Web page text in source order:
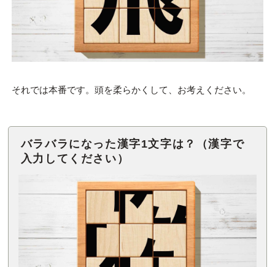
それでは本番です。頭を柔らかくして、お考えください。
バラバラになった漢字1文字は？（漢字で
入力してください）